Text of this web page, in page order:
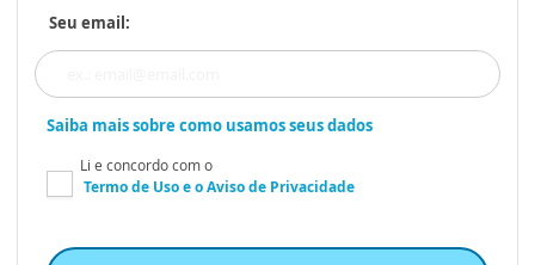
Seu email:
Saiba mais sobre como usamos seus dados
Li e concordo com o
Termo de Usoe oAviso de Privacidade